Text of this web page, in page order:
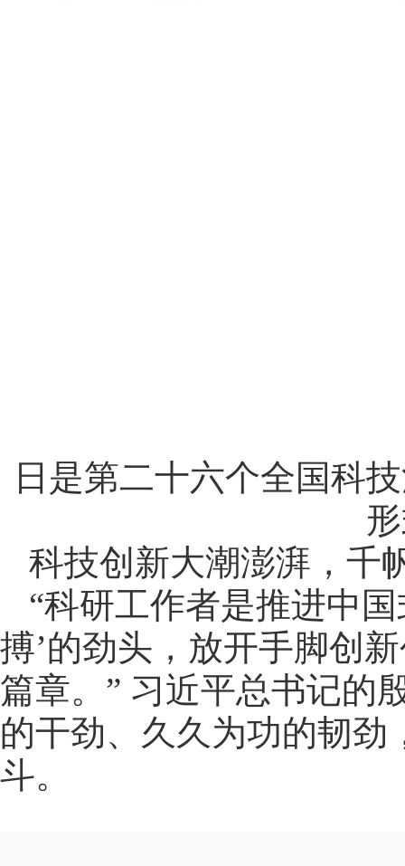
日是第二十六个全国科
科技创新大潮澎湃，千
“科研工作者是推进中
搏’的劲头，放开手脚创
篇章。” 习近平总书记的
的干劲、久久为功的韧
斗。